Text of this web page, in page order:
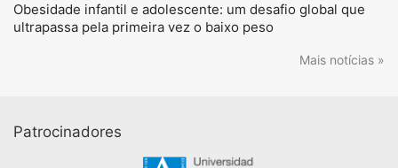
Obesidade infantil e adolescente: um desafio global que
ultrapassa pela primeira vez o baixo peso
Mais notícias »
Patrocinadores